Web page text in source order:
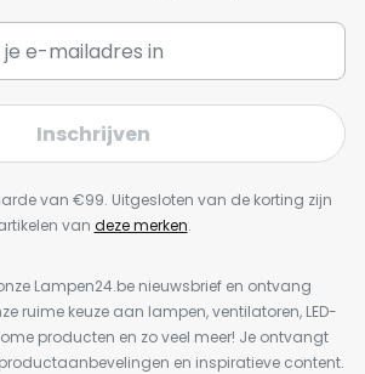
Inschrijven
van €99. Uitgesloten van de korting zijn
van deze merken.
Lampen24.be nieuwsbrief en ontvang
ruime keuze aan lampen, ventilatoren, LED-
producten en zo veel meer! Je ontvangt
en inspiratieve content.